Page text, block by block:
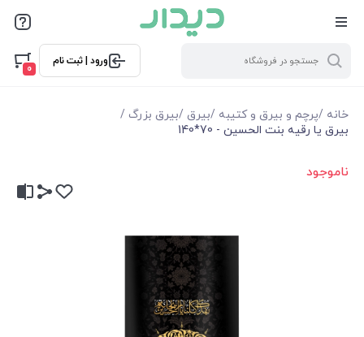
ورود | ثبت نام
0
خانه /پرچم و بیرق و کتیبه /بیرق /بیرق بزرگ /
بیرق یا رقیه بنت الحسین - 70*140
ناموجود